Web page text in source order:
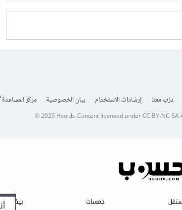
درّب معنا إرشادات الاستخدام بيان الخصوصية مركز المساعدة
© 2025 Hsoub.Content licensed underCC BY-NC-SA